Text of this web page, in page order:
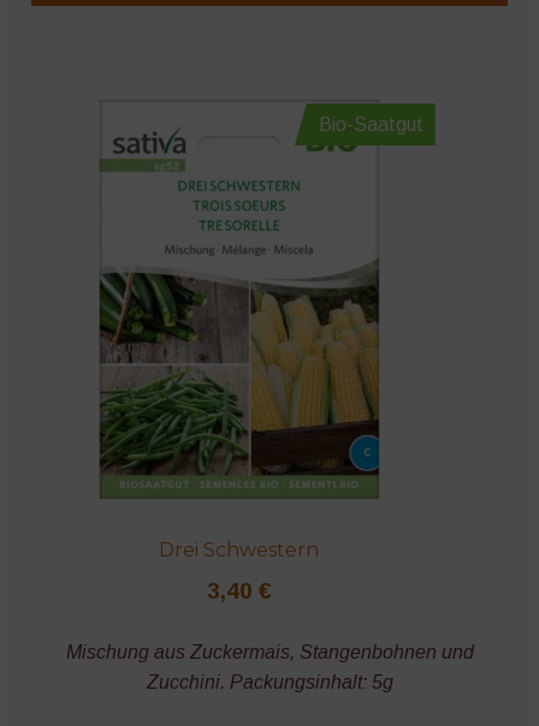
Bio-Saatgut
Drei Schwestern
3,40 €
Mischung aus Zuckermais, Stangenbohnen und
Zucchini. Packungsinhalt: 5g